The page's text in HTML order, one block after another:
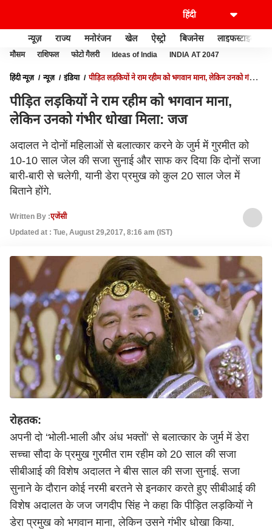
न्यूज़ राज्य मनोरंजन खेल ऐस्ट्रो बिजनेस लाइफस्टाइल
मौसम राशिफल फोटो गैलरी Ideas of India INDIA AT 2047
हिंदी न्यूज़ न्यूज़ इंडिया
पीड़ित लड़कियों ने राम रहीम को भगवान माना, लेकिन उनको गंभीर
पीड़ित लड़कियों ने राम रहीम को भगवान माना,
लेकिन उनको गंभीर धोखा मिला: जज
अदालत ने दोनों महिलाओं से बलात्कार करने के जुर्म में गुरमीत को
10-10 साल जेल की सजा सुनाई और साफ कर दिया कि दोनों सजा
बारी-बारी से चलेगी, यानी डेरा प्रमुख को कुल 20 साल जेल में
बिताने होंगे.
Written By :एजेंसी
Updated at : Tue, August 29,2017, 8:16 am (IST)
रोहतक:
अपनी दो ‘भोली-भाली और अंध भक्तों’ से बलात्कार के जुर्म में डेरा
सच्चा सौदा के प्रमुख गुरमीत राम रहीम को 20 साल की सजा
सीबीआई की विशेष अदालत ने बीस साल की सजा सुनाई. सजा
सुनाने के दौरान कोई नरमी बरतने से इनकार करते हुए सीबीआई की
विशेष अदालत के जज जगदीप सिंह ने कहा कि पीड़ित लड़कियों ने
डेरा प्रमुख को भगवान माना, लेकिन उसने गंभीर धोखा किया.